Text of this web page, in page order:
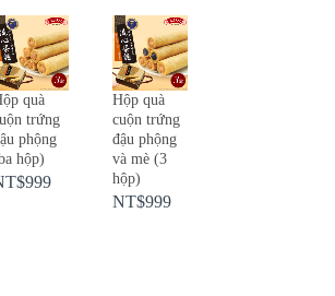
quà
trứng
phộng
hộp)
Hộp quà
cuộn trứng
đậu phộng
và mè (3
hộp)
NT$999